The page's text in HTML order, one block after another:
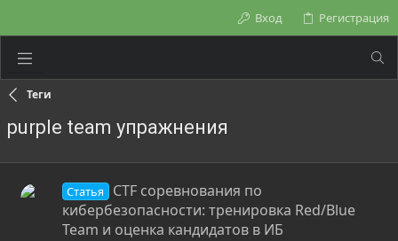
Вход Регистрация
Теги
purple team упражнения
Статья
CTF соревнования по
кибербезопасности: тренировка Red/Blue
Team и оценка кандидатов в ИБ